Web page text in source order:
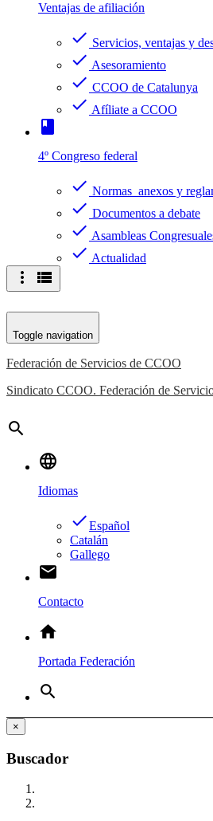
Ventajas de afiliación
check Servicios, ventajas y
check Asesoramiento
check CCOO de Catalunya
check Afíliate a CCOO
book
4º Congreso federal
check Normas anexos y
check Documentos a debate
check Asambleas
check Actualidad
more_vert view_list
Toggle navigation
Federación de Servicios de CCOO
Sindicato CCOO. Federación de
search
language
Idiomas
doneEspañol
Catalán
Gallego
email
Contacto
home
Portada Federación
search
×
Buscador